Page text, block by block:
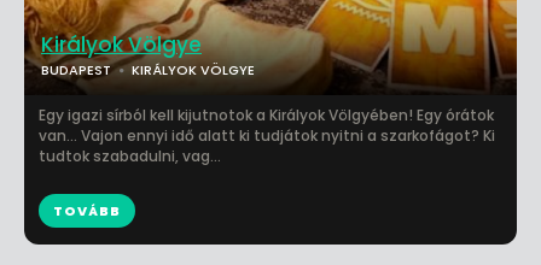
Királyok Völgye
BUDAPEST KIRÁLYOK VÖLGYE
Egy igazi sírból kell kijutnotok a Királyok Völgyében! Egy órátok
van… Vajon ennyi idő alatt ki tudjátok nyitni a szarkofágot? Ki
tudtok szabadulni, vag...
TOVÁBB